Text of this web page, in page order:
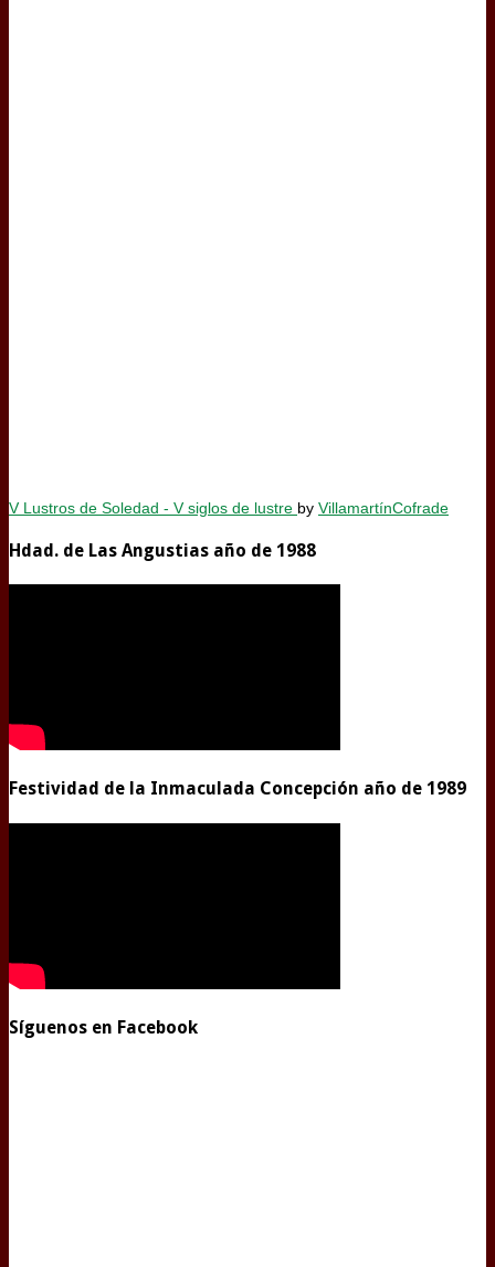
V Lustros de Soledad - V siglos de lustre by VillamartínCofrade
Hdad. de Las Angustias año de 1988
Festividad de la Inmaculada Concepción año de 1989
Síguenos en Facebook